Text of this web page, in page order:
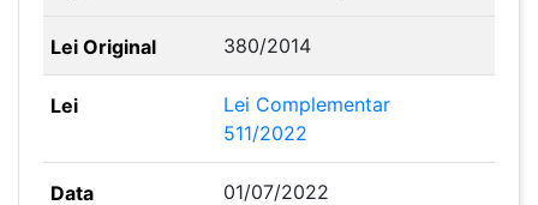
380/2014
Lei Complementar
511/2022
01/07/2022